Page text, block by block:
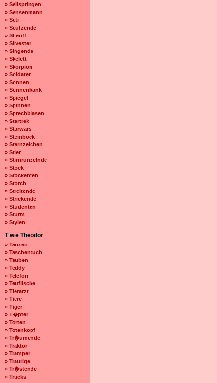
» Seilspringen
» Sensenmann
» Seti
» Seufzende
» Sheriff
» Silvester
» Singende
» Skelett
» Skorpion
» Soldaten
» Sonnen
» Sonnenbank
» Spiegel
» Spinnen
» Sprechblasen
» Startrek
» Starwars
» Steinbock
» Sternzeichen
» Stier
» Stirnrunzelnde
» Stock
» Stockenten
» Storch
» Streitende
» Strickende
» Studenten
» Sturm
» Stylen
T wie Theodor
» Tanzen
» Taschentuch
» Tauben
» Teddy
» Telefon
» Teuflische
» Tierarzt
» Tiere
» Tiger
» T�pfer
» Torten
» Totenkopf
» Tr�umende
» Traktor
» Tramper
» Traurige
» Tr�stende
» Trucks